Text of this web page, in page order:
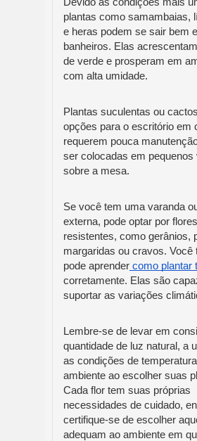
plantas como samambaias,
e heras podem se sair bem
banheiros. Elas
de verde e prosperam em
com alta umidade.
Plantas suculentas ou
opções para o escritório em
requerem pouca
ser colocadas em pequenos
sobre a mesa.
Se você tem uma varanda
externa, pode optar por
resistentes, como gerânios,
margaridas ou cravos. Você
pode aprender como plantar
corretamente. Elas são
suportar as variações
Lembre-se de levar em
quantidade de luz natural, a
as condições de
ambiente ao escolher suas
Cada flor tem suas próprias
necessidades de cuidado,
certifique-se de escolher
adequam ao ambiente em